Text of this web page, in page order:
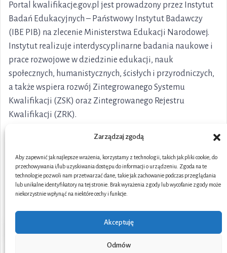
Zarządzaj zgodą
Aby zapewnić jak najlepsze wrażenia, korzystamy z technologii, takich jak pliki cookie, do
przechowywania i/lub uzyskiwania dostępu do informacji o urządzeniu. Zgoda na te
technologie pozwoli nam przetwarzać dane, takie jak zachowanie podczas przeglądania
lub unikalne identyfikatory na tej stronie. Brak wyrażenia zgody lub wycofanie zgody może
niekorzystnie wpłynąć na niektóre cechy i funkcje.
Akceptuję
Odmów
Portal kwalifikacje.gov.pl jest prowadzony przez Instytut
Badań Edukacyjnych – Państwowy Instytut Badawczy
(IBE PIB) na zlecenie Ministerstwa Edukacji Narodowej.
Instytut realizuje interdyscyplinarne badania naukowe i
prace rozwojowe w dziedzinie edukacji, nauk
społecznych, humanistycznych, ścisłych i przyrodniczych,
a także wspiera rozwój Zintegrowanego Systemu
Kwalifikacji (ZSK) oraz Zintegrowanego Rejestru
Kwalifikacji (ZRK).